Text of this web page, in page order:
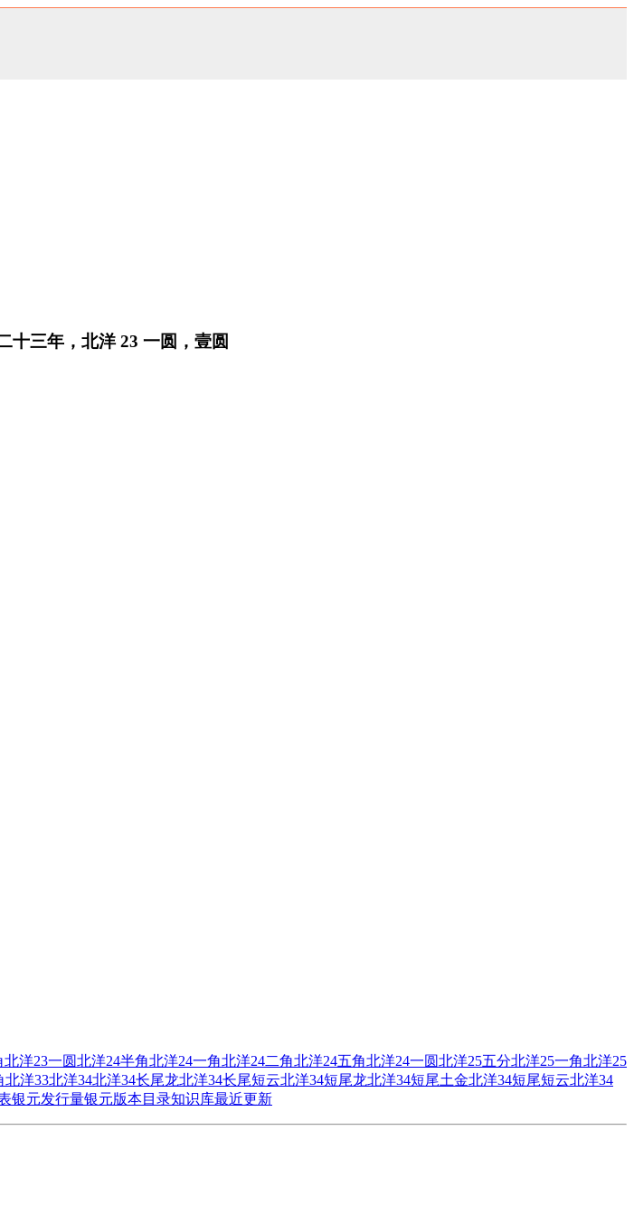
十三年，北洋 23 一圆，壹圆
北洋23一圆北洋24半角北洋24一角北洋24二角北洋24五角北洋24一圆北洋25五分北洋25一角北洋25
北洋33北洋34北洋34长尾龙北洋34长尾短云北洋34短尾龙北洋34短尾土金北洋34短尾短云北洋34
银元发行量银元版本目录知识库最近更新